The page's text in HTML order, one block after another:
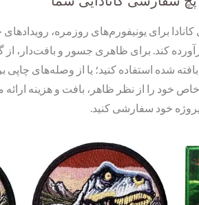
برای یونیفورم‌های روزمره،
کند. برای ظاهری جسور و بافت‌دار،
شده استفاده کنید؛ یا از وصله‌های چاپی
خاص خود را از نظر ظاهر، بافت و هزینه
خود سفارشی کنید.